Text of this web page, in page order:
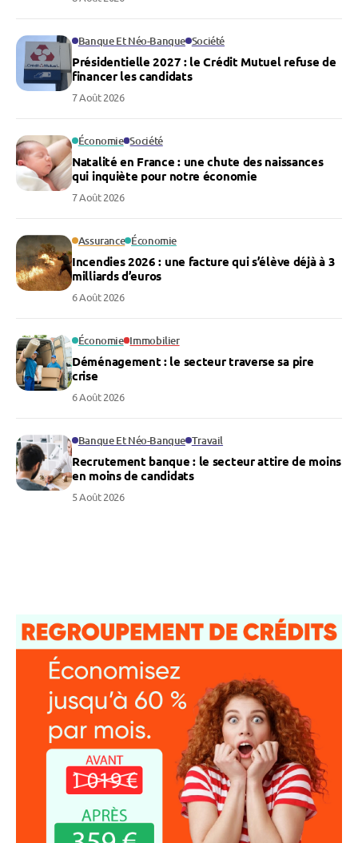
Banque Et Néo-Banque Société
Présidentielle 2027 : le Crédit Mutuel refuse de
financer les candidats
7 Août 2026
Économie Société
Natalité en France : une chute des naissances
qui inquiète pour notre économie
7 Août 2026
Assurance Économie
Incendies 2026 : une facture qui s’élève déjà à 3
milliards d’euros
6 Août 2026
Économie Immobilier
Déménagement : le secteur traverse sa pire
crise
6 Août 2026
Banque Et Néo-Banque Travail
Recrutement banque : le secteur attire de moins
en moins de candidats
5 Août 2026